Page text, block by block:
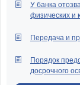
У банка
физических и
Передача и
Порядок
досрочного